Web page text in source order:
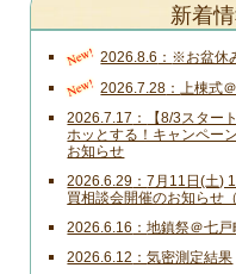
新着
New! 2026.8.6 ※お盆休
New! 2026.7.28 上棟式
2026.7.17
【8/3スター
ホッとする！キャンペー
お知らせ
2026.6.29
7月11日(土)
買相談会開催のお知らせ
2026.6.16 地鎮祭＠七戸
2026.6.12 気密測定結果